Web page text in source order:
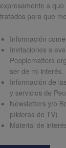
expresamente a
tratados para que
Información
Invitaciones a
Peoplematters
ser de mi interés.
Información de
y servicios de
Newsletters y/o
píldoras de TV)
Material de